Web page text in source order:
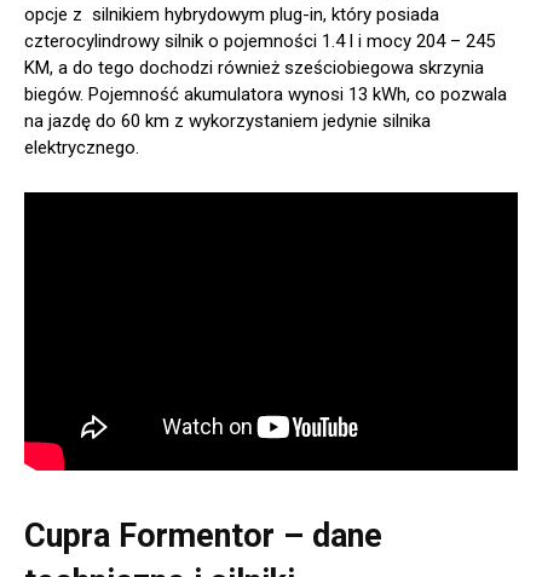
opcje z silnikiem hybrydowym plug-in, który posiada
czterocylindrowy silnik o pojemności 1.4 l i mocy 204 – 245
KM, a do tego dochodzi również sześciobiegowa skrzynia
biegów. Pojemność akumulatora wynosi 13 kWh, co pozwala
na jazdę do 60 km z wykorzystaniem jedynie silnika
elektrycznego.
Cupra Formentor – dane